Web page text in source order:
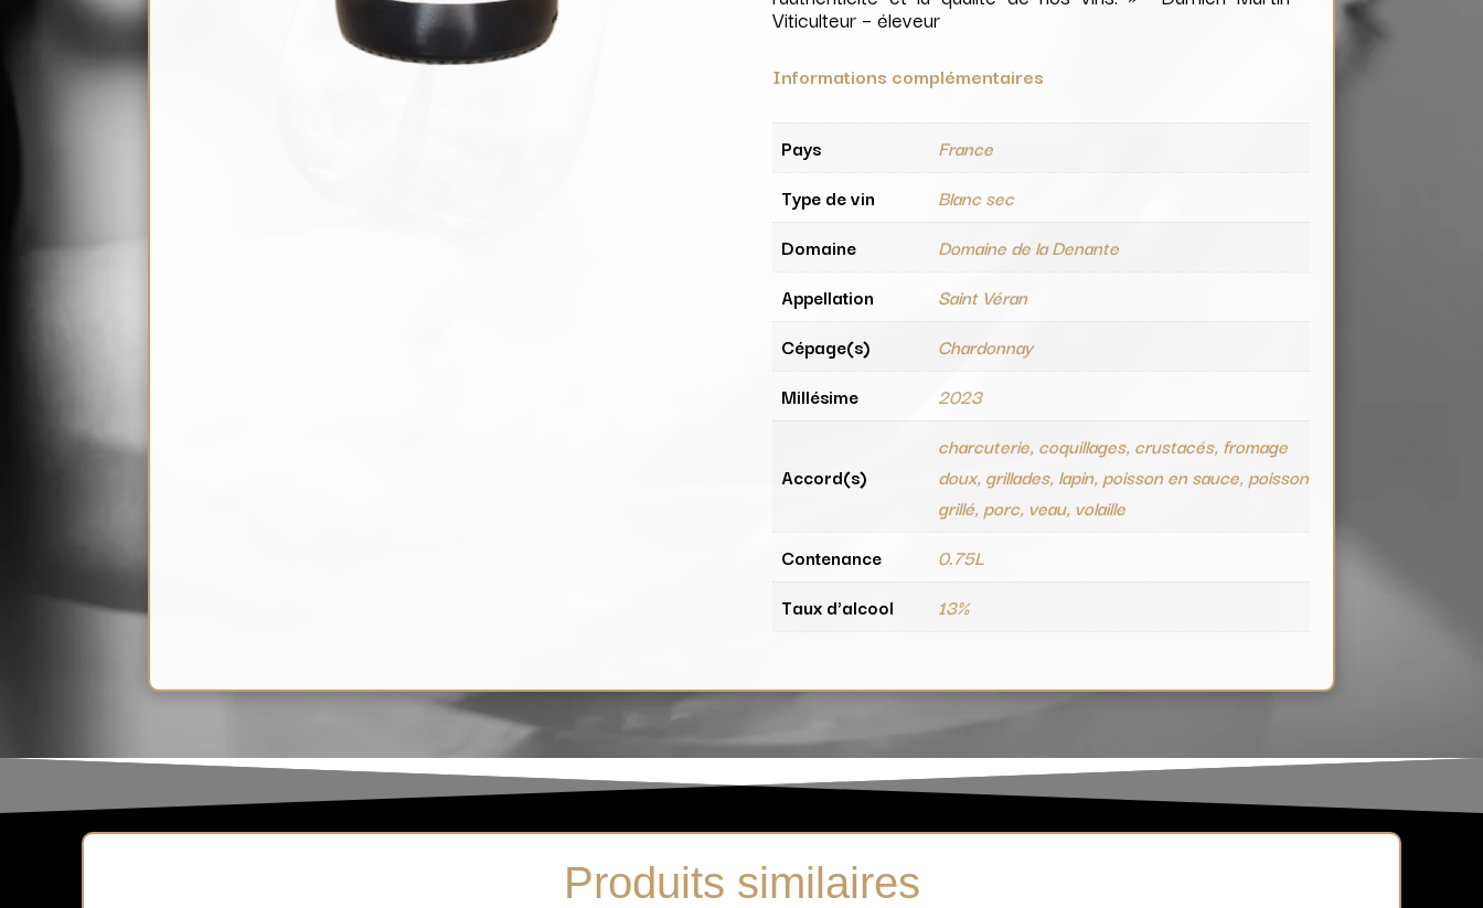
Viticulteur – éleveur
Informations complémentaires
Pays
France
Type de vin
Blanc sec
Domaine
Domaine de la Denante
Appellation
Saint Véran
Cépage(s)
Chardonnay
Millésime
2023
Accord(s)
charcuterie, coquillages, crustacés, fromage
doux, grillades, lapin, poisson en sauce, poisson
grillé, porc, veau, volaille
Contenance
0.75L
Taux d'alcool
13%
Produits similaires